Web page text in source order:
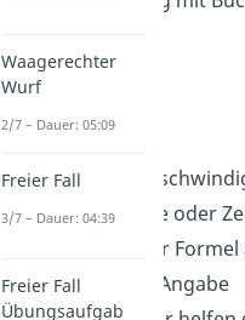
entweder Strecke oder
kannst du mit der
jeweils fehlende Angabe
Waagerechter
Wurf
2/7 – Dauer: 05:09
Freier Fall
3/7 – Dauer: 04:39
Freier Fall
Übungsaufgab